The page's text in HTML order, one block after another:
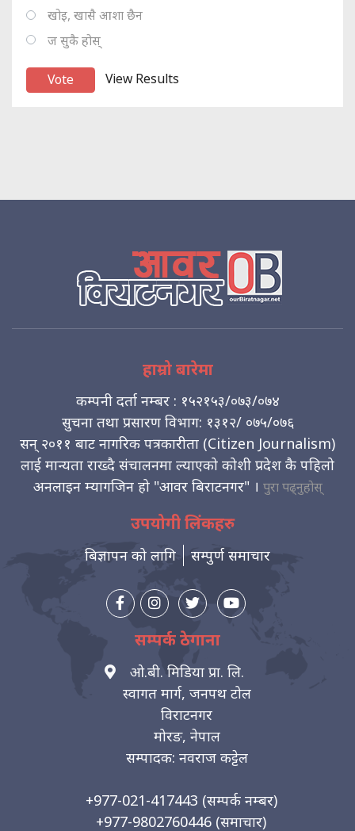
खोइ, खासै आशा छैन
ज सुकै होस्
View Results
हाम्रो बारेमा
कम्पनी दर्ता नम्बर : १५२१५३/०७३/०७४
सुचना तथा प्रसारण विभाग: १३१२/ ०७५/०७६
सन् २०११ बाट नागरिक पत्रकारीता (Citizen Journalism)
लाई मान्यता राख्दै संचालनमा ल्याएको कोशी प्रदेश कै पहिलो
अनलाइन म्यागजिन हो "आवर बिराटनगर" । पुरा पढ्नुहोस्
उपयोगी लिंकहरु
बिज्ञापन को लागि सम्पुर्ण समाचार
सम्पर्क ठेगाना
ओ.बी. मिडिया प्रा. लि.
स्वागत मार्ग, जनपथ टोल
विराटनगर
मोरङ, नेपाल
सम्पादक: नवराज कट्टेल
+977-021-417443 (सम्पर्क नम्बर)
+977-9802760446 (समाचार)